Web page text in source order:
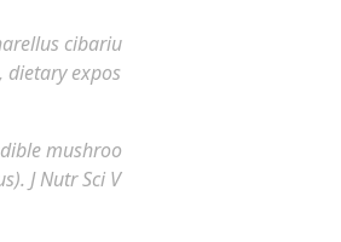
cibariu
expos
mushroo
J Nutr Sci V